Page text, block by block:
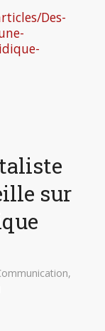
Des-
sur
,